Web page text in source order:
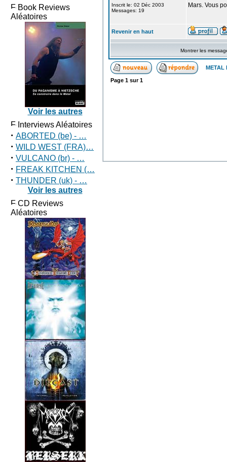
Book Reviews
Aléatoires
Voir les autres
Interviews Aléatoires
· ABORTED (be) - …
· WILD WEST (FRA)…
· VULCANO (br) - …
· FREAK KITCHEN (…
· THUNDER (uk) - …
Voir les autres
CD Reviews
Aléatoires
Inscrit le: 02 Déc 2003
Messages: 19
Mars. Vous
Revenir en haut
Montrer les
METAL
Page 1 sur1